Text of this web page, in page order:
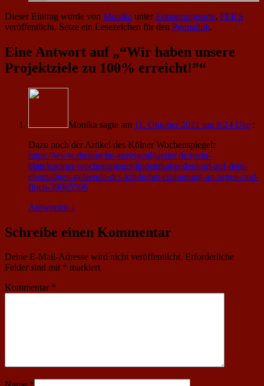
Dieser Eintrag wurde von Monika unter Erinnerungsorte, FEKS
veröffentlicht. Setze ein Lesezeichen für den Permalink.
Eine Antwort auf „“Wir haben unsere
Projektziele zu 100% erreicht!”“
Monika sagte am 11. Oktober 2021 um 8:24 Uhr :
Dazu noch der Artikel des Kölner Wochenspiegel:
https://www.rheinische-anzeigenblaetter.de/mein-
blatt/koelner-wochenspiegel/lindenthal/gedenkort-auf-dem-
ehemaligen-gelaende-des-kinderhei-erinnerung-an-segen-und-
fluch-39065596
Antworten ↓
Schreibe einen Kommentar
Deine E-Mail-Adresse wird nicht veröffentlicht. Erforderliche
Felder sind mit * markiert
Kommentar *